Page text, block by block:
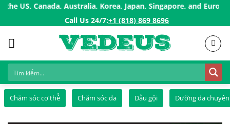
Skip
Australia, Korea, Japan, Singapore, and European
Call Us 24/7:ㅤ+1 (818) 869 8696
Chăm sóc cơ thể Chăm sóc da Dầu gội Dưỡng da